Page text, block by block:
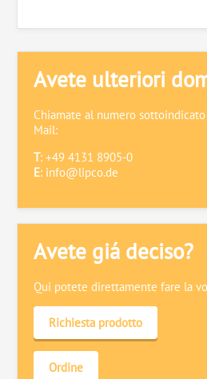
Avete ulteriori
Chiamate al numero
Mail:
T: +49 4131 8905-0
E: info@lipco.de
Avete giá deciso?
Qui potete direttamente fare la
Richiesta prodotto
Ordine